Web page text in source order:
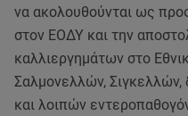
να ακολουθούνται ως
στον ΕΟΔΥ και την
καλλιεργημάτων στο
Σαλμονελλών, Σιγκελλών,
και λοιπών